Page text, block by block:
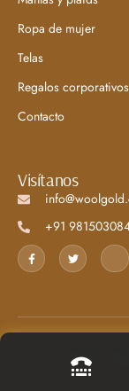
Ropa de mujer
Telas
Regalos corporativos
Contacto
Visítanos
+91
© 2025 ·